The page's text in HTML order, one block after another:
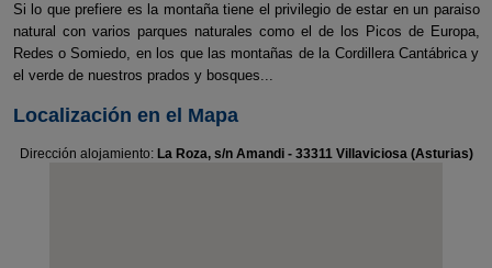
Si lo que prefiere es la montaña tiene el privilegio de estar en un paraiso
natural con varios parques naturales como el de los Picos de Europa,
Redes o Somiedo, en los que las montañas de la Cordillera Cantábrica y
el verde de nuestros prados y bosques...
Localización en el Mapa
Dirección alojamiento: La Roza, s/n Amandi - 33311 Villaviciosa (Asturias)